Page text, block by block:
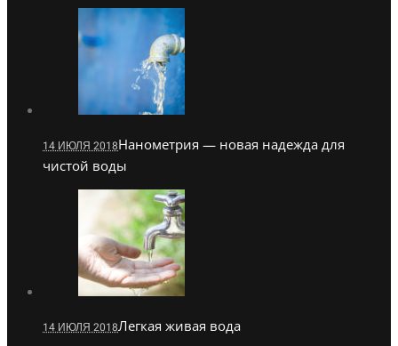
14 ИЮЛЯ 2018Нанометрия — новая надежда для
чистой воды
14 ИЮЛЯ 2018Легкая живая вода